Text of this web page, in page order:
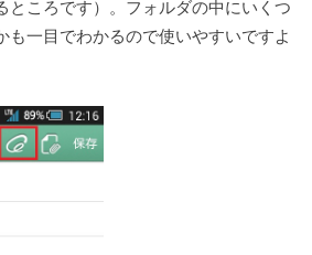
ところです）。フォルダの中にいくつ
も一目でわかるので使いやすいですよ